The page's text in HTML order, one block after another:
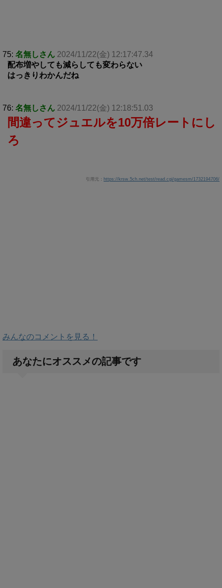
75: 名無しさん 2024/11/22(金) 12:17:47.34
配布増やしても減らしても変わらない
はっきりわかんだね
76: 名無しさん 2024/11/22(金) 12:18:51.03
間違ってジュエルを10万倍レートにし
ろ
引用元： https://krsw.5ch.net/test/read.cgi/gamesm/1732194706/
みんなのコメントを見る！
あなたにオススメの記事です